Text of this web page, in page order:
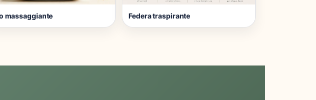
massaggiante Federa traspirante